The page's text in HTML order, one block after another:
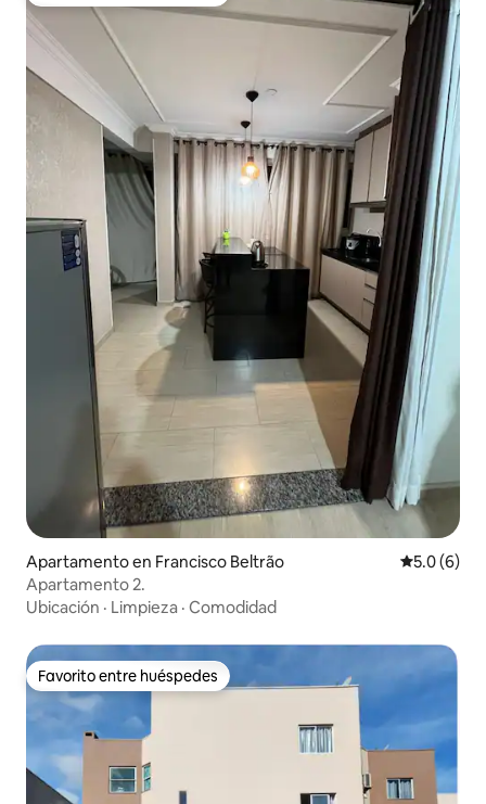
Apartamento en Francisco Beltrão
5.0 (6)
Apartamento 2.
Ubicación · Limpieza · Comodidad
Favorito entre huéspedes
Favorito entre huéspedes